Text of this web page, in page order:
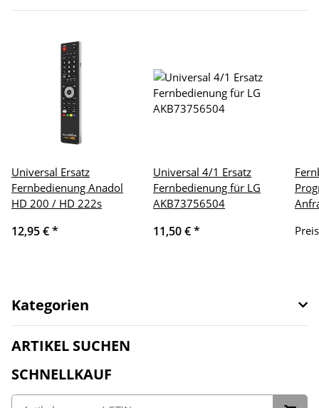
Universal Ersatz
Fernbedienung Anadol
HD 200 / HD 222s
12,95 €*
Universal 4/1 Ersatz
Fernbedienung für LG
AKB73756504
11,50 €*
Kategorien
ARTIKEL SUCHEN
SCHNELLKAUF